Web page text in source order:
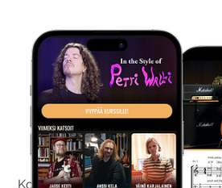
Kokeile
Kokeilemalla ilmaiseksi saat koko